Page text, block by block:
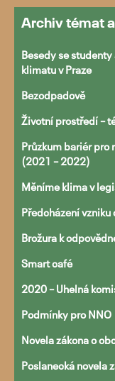
Archiv témat
Besedy se
klimatu v Praze
Bezodpadově
Životní prostředí –
Průzkum bariér pro
(2021 – 2022)
Měníme klima v
Předcházení
Brožura k
Smart café
2020 – Uhelná
Podmínky pro NNO
Novela zákona o
Poslanecká novela